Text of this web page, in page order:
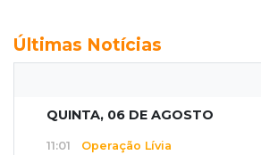
Últimas Notícias
QUINTA, 06 DE AGOSTO
11:01 Operação Lívia